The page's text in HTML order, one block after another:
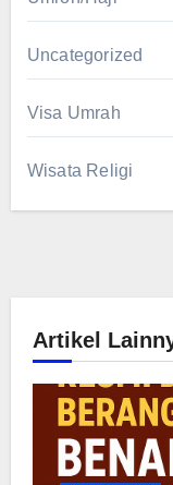
Uncategorized
Visa Umrah
Wisata Religi
Artikel